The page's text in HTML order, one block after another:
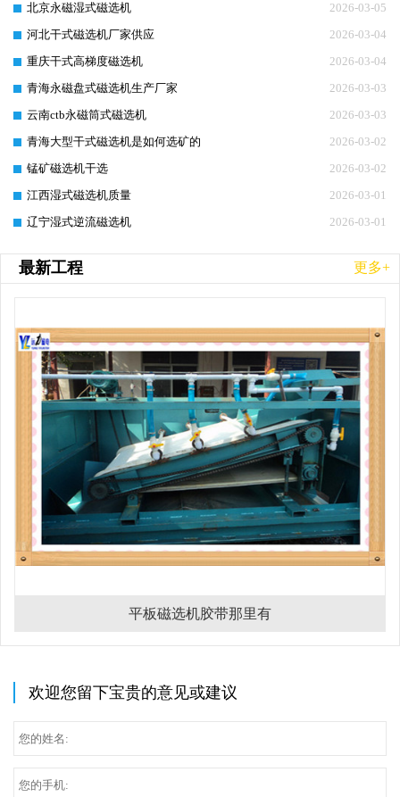
2026-03-05
北京永磁湿式磁选机
2026-03-04
河北干式磁选机厂家供应
2026-03-04
重庆干式高梯度磁选机
2026-03-03
青海永磁盘式磁选机生产厂家
2026-03-03
云南ctb永磁筒式磁选机
2026-03-02
青海大型干式磁选机是如何选矿的
2026-03-02
锰矿磁选机干选
2026-03-01
江西湿式磁选机质量
2026-03-01
辽宁湿式逆流磁选机
最新工程 更多+
平板磁选机胶带那里有
欢迎您留下宝贵的意见或建议